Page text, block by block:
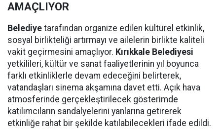
AMAÇLIYOR
Belediye tarafından organize edilen kültürel etkinlik,
sosyal birlikteliği artırmayı ve ailelerin birlikte kaliteli
vakit geçirmesini amaçlıyor. Kırıkkale Belediyesi
yetkilileri, kültür ve sanat faaliyetlerinin yıl boyunca
farklı etkinliklerle devam edeceğini belirterek,
vatandaşları sinema akşamına davet etti. Açık hava
atmosferinde gerçekleştirilecek gösterimde
katılımcıların sandalyelerini yanlarına getirerek
etkinliğe rahat bir şekilde katılabilecekleri ifade edildi.